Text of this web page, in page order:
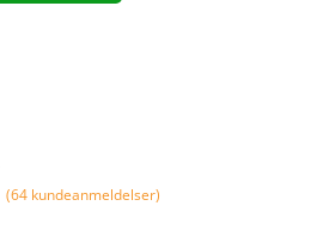
(64 kundeanmeldelser)